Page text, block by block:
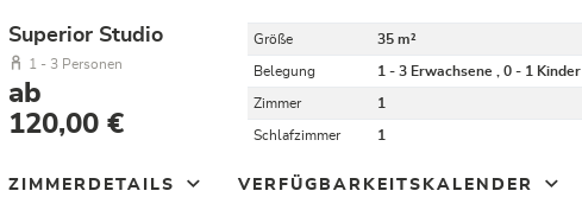
Superior Studio
1 - 3 Personen
ab
120,00 €
Größe 35 m²
Belegung 1 - 3 Erwachsene , 0 - 1 Kinder
Zimmer 1
Schlafzimmer 1
ZIMMERDETAILS VERFÜGBARKEITSKALENDER